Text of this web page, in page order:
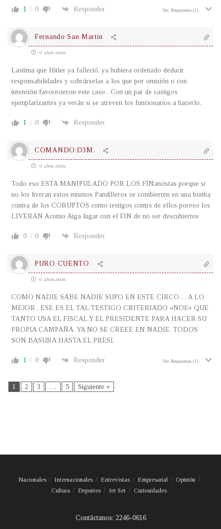
1 0 Responder Ver Respuestas (1)
Fernando San Martin
6 años atrás
Lastima que Hitler ya falleció, ya hubiera ordenado deducir
responsabilidades y cobrárselas a los que por omisión o con
intención favorecieron este caso . Con un par de castigos
ejemplarizantes ya verán si se atreven los funcionarios a hacerlo.
1 0 Responder
COMANDO:D3M.
6 años atrás
Todo eso ESTA MANIPULADO POR LOS FINancistas porque si
no los liveran estos mismos Pandilleros se combierten en una bonba
contra de los CORUPTOS como testigos contrs de ellos poreso los
LIVERAN Acomo Aiga lugar con el FIN de no ser descubiertos
0 0 Responder
PURO CUENTO
6 años atrás
COMO NADIE SABE NADIE SUPO EN ESTE CIRCO… A LO
MEJOR , ESE ES EL TAL TESTIGO CRITERIADO «NOE» QUE
TANTO USA EL FISCAL Y EL PRESIDENTE PARA HACER SU
PROPIA CAMPAÑA. YA NO SE CREEE EN NADIE. TODOS
SON BASURA HASTA EL PRESI.
1 0 Responder Ver Respuestas (1)
1 2 3 … 5 Siguiente »
Nacionales Internacionales Entrevistas Empresarial
Opinión
Cultura
Deportes Jet Set Curiosidades
Contáctanos: 2246-0616